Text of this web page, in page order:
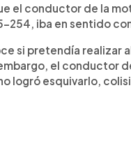
el conductor de la
254, iba en sentido
si pretendía realizar
el conductor
logró esquivarlo,